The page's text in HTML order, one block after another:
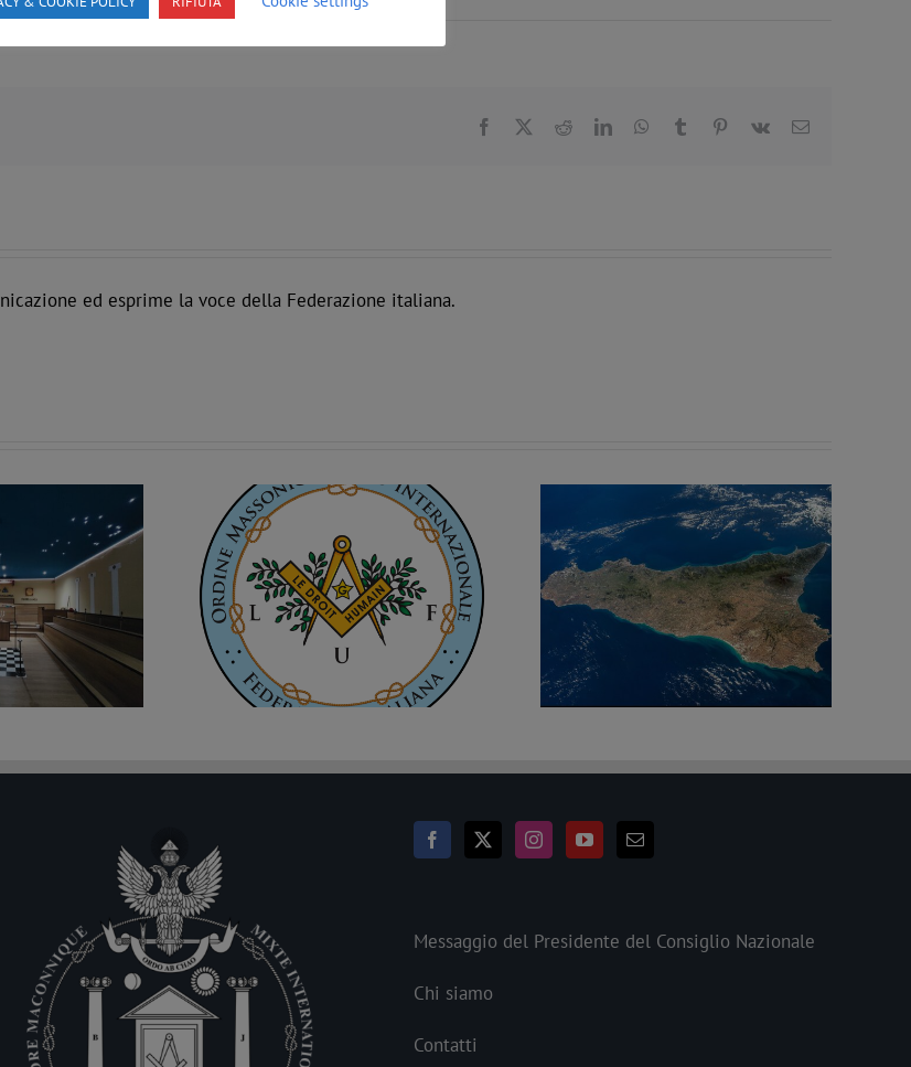
Facebook RedditLinkedInWhatsApp
Tumblr Pinterest
Vk Email
ed esprime la voce della Federazione italiana.
del Droit Humain a
(CS). È la n.2185
“V.I.T.R.I.O.L.”
Nuovo Triangolo all’Oriente di Palermo
8 marzo: memoria e impegno per
l’umanità
Messaggio del Presidente del Consiglio Nazionale
Chi siamo
Contatti